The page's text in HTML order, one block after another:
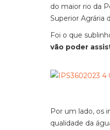
do maior rio da
Superior Agrária
Foi o que
vão poder
Por um lado, os
qualidade da